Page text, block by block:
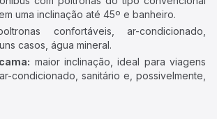
uma inclinação até 45º e banheiro.
confortáveis, ar-condicionado,
casos, água mineral.
maior inclinação, ideal para viagens
condicionado, sanitário e, possivelmente,